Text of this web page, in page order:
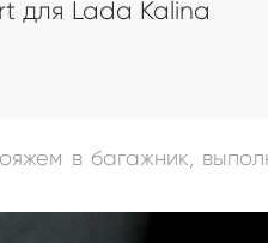
для Lada Kalina
в багажник,